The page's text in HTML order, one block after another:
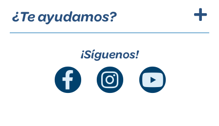
¿Te ayudamos?
¡Síguenos!